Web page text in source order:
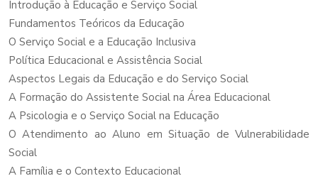
Introdução à Educação e Serviço Social
Fundamentos Teóricos da Educação
O Serviço Social e a Educação Inclusiva
Política Educacional e Assistência Social
Aspectos Legais da Educação e do Serviço Social
A Formação do Assistente Social na Área Educacional
A Psicologia e o Serviço Social na Educação
O Atendimento ao Aluno em Situação de Vulnerabilidade
Social
A Família e o Contexto Educacional